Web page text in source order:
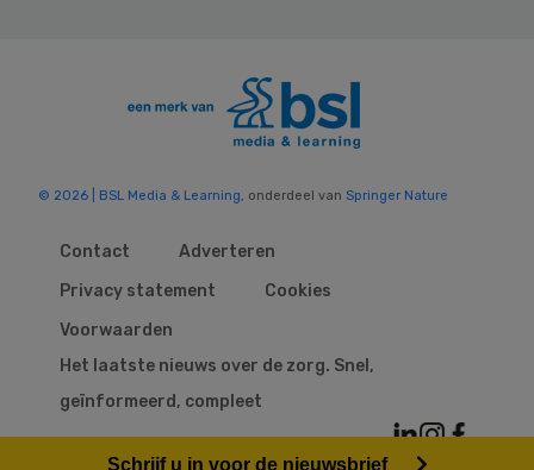
© 2026 | BSL Media & Learning, onderdeel van Springer Nature
Contact
Adverteren
Privacy statement
Cookies
Voorwaarden
Het laatste nieuws over de zorg. Snel,
geïnformeerd, compleet
Schrijf u in voor de nieuwsbrief